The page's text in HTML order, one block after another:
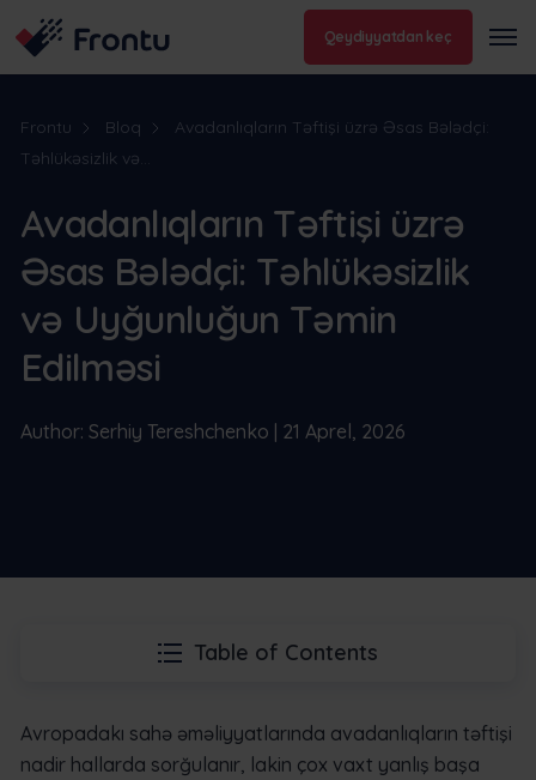
Qeydiyyatdan keç
Frontu Bloq
Avadanlıqların Təftişi üzrə Əsas Bələdçi:
Təhlükəsizlik və...
Avadanlıqların Təftişi üzrə
Əsas Bələdçi: Təhlükəsizlik
və Uyğunluğun Təmin
Edilməsi
Author: Serhiy Tereshchenko | 21 Aprel, 2026
Table of Contents
Avropadakı sahə əməliyyatlarında avadanlıqların təftişi
nadir hallarda sorğulanır, lakin çox vaxt yanlış başa